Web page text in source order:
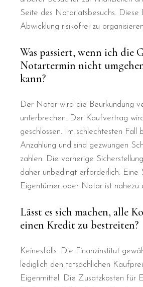
Seite des Notariatsbesuchs. Diese
Abwicklung risikofrei zu
Was passiert, wenn ich die
Notartermin nicht
kann?
Der Notar wird die Beurkundung
unterbrechen. Der Kaufvertrag
geschlossen. Im schlechtesten Fall
Anzahlung und sind gezwungen
zahlen. Die vorherige
daher unbedingt erforderlich. Eine
Eigentümer oder Notar ist nahezu
Lässt es sich machen, alle
einen Kredit zu bestreiten?
Keinesfalls. Die Finanzinstitut
lediglich den tatsächlichen
Eigenmittel. Die Zusatzkosten für